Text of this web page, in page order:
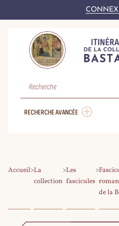
RECHERCHE AVANCÉE
PRÉSENTATION DU PROJET
PARCOURIR LE CORPUS
RECHERCHER DANS LE
EXPLOITER LE CORPUS
Accueil>La
collection
>Les
fascicules
>
de la